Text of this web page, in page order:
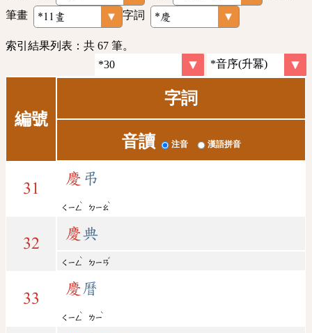
筆畫
字詞
索引結果列表：共 67 筆。
編號
字詞
音讀 注音 漢語拼音
31
慶 弔
ㄑㄧㄥ
ˋ
ㄉㄧㄠ
ˋ
32
慶典
ㄑㄧㄥ
ˋ
ㄉㄧㄢ
ˇ
33
慶曆
ㄑㄧㄥ
ˋ
ㄌㄧ
ˋ